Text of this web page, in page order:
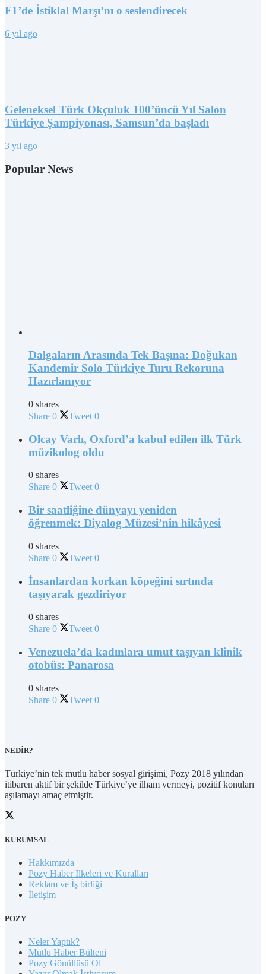
F1’de İstiklal Marşı’nı o seslendirecek
6 yıl ago
Geleneksel Türk Okçuluk 100’üncü Yıl Salon
Türkiye Şampiyonası, Samsun’da başladı
3 yıl ago
Popular News
Dalgaların Arasında Tek Başına: Doğukan
Kandemir Solo Türkiye Turu Rekoruna
Hazırlanıyor
0 shares
Share 0 Tweet 0
Olcay Varlı, Oxford’a kabul edilen ilk Türk
müzikolog oldu
0 shares
Share 0 Tweet 0
Bir saatliğine dünyayı yeniden
öğrenmek: Diyalog Müzesi’nin hikâyesi
0 shares
Share 0 Tweet 0
İnsanlardan korkan köpeğini sırtında
taşıyarak gezdiriyor
0 shares
Share 0 Tweet 0
Venezuela’da kadınlara umut taşıyan klinik
otobüs: Panarosa
0 shares
Share 0 Tweet 0
NEDİR?
Türkiye’nin tek mutlu haber sosyal girişimi, Pozy 2018 yılından
itibaren aktif bir şekilde Türkiye’ye ilham vermeyi, pozitif konuları
aşılamayı amaç etmiştir.
KURUMSAL
Hakkımızda
Pozy Haber İlkeleri ve Kuralları
Reklam ve İş birliği
İletişim
POZY
Neler Yaptık?
Mutlu Haber Bülteni
Pozy Gönüllüsü Ol